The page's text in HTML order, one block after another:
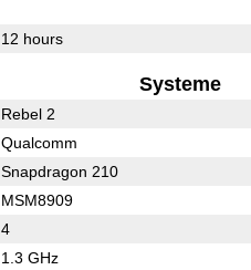
12 hours
Systeme
Rebel 2
Qualcomm
Snapdragon 210
MSM8909
4
1.3 GHz